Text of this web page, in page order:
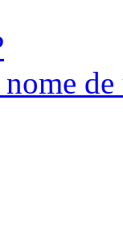
nome